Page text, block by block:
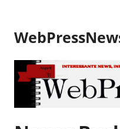
m
n
h
l